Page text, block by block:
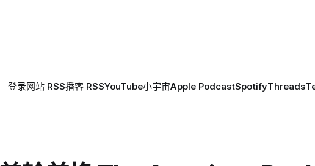
登录网站 RSS播客 RSSYouTube小宇宙Apple PodcastSpotifyThreads